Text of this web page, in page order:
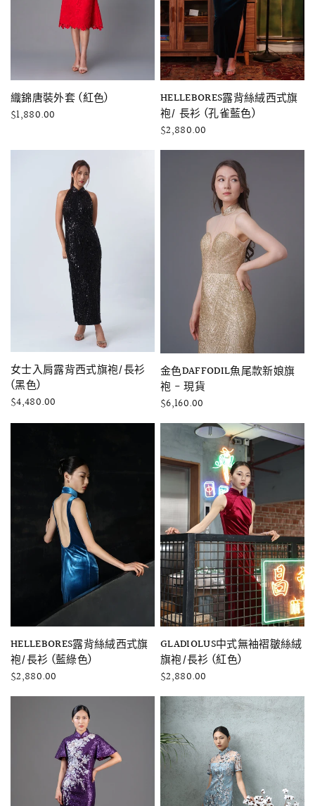
快速瀏覽
織錦唐裝外套 (紅色)
$1,880.00
快速瀏覽
HELLEBORES露背絲絨西式旗
袍/ 長衫 (孔雀藍色)
$2,880.00
快速瀏覽
女士入肩露背西式旗袍/長衫
(黑色)
$4,480.00
快速瀏覽
金色DAFFODIL魚尾款新娘旗
袍 - 現貨
$6,160.00
快速瀏覽
HELLEBORES露背絲絨西式旗
袍/長衫 (藍綠色)
$2,880.00
快速瀏覽
GLADIOLUS中式無袖褶皺絲絨
旗袍/長衫 (紅色)
$2,880.00